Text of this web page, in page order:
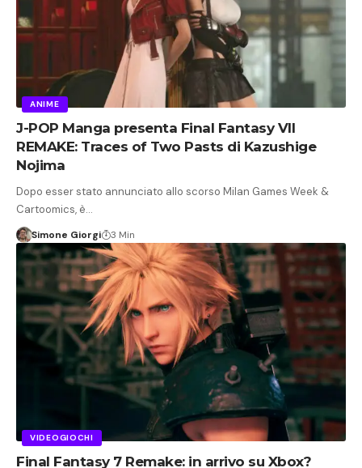
ANIME
J-POP Manga presenta Final Fantasy VII
REMAKE: Traces of Two Pasts di Kazushige
Nojima
Dopo esser stato annunciato allo scorso Milan Games Week &
Cartoomics, è…
Simone Giorgi 3 Min
VIDEOGIOCHI
Final Fantasy 7 Remake: in arrivo su Xbox?